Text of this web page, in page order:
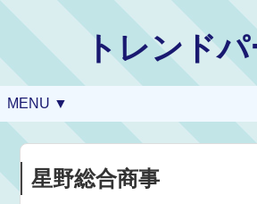
トレンドパ
MENU ▼
星野総合商事